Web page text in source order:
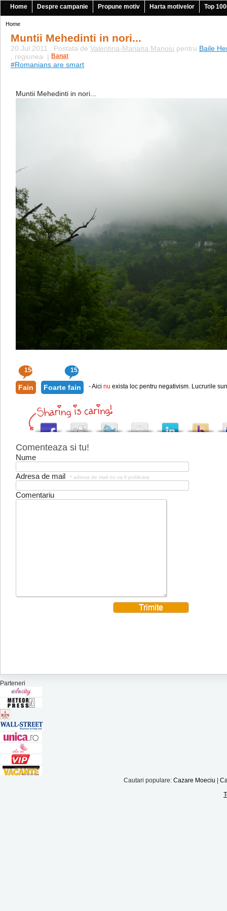
Home Despre campanie Propune motiv Harta motivelor Top
Home
Muntii Mehedinti in nori...
20.Jul.2011 . Postata de Valentina-Mariana Manoiu pentru Baile
, regiunea
Banat
|
#Romanians are smart
Muntii Mehedinti in nori...
150 151
Fain Foarte fain - Aici nu exista loc pentru negativism. Lucrurile
Comenteaza si tu!
Nume
Adresa de mail * adresa de mail nu va fi publicata
Comentariu
Parteneri
Cautari populare: Cazare Moeciu